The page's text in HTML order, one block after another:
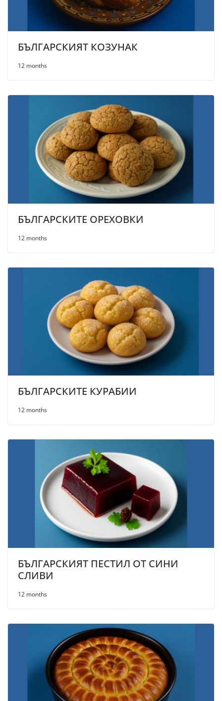
БЪЛГАРСКИЯТ КОЗУНАК
12 months
БЪЛГАРСКИТЕ ОРЕХОВКИ
12 months
БЪЛГАРСКИТЕ КУРАБИИ
12 months
БЪЛГАРСКИЯТ ПЕСТИЛ ОТ СИНИ
СЛИВИ
12 months